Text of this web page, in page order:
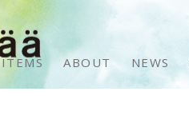
ITEMS ABOUT NEWS